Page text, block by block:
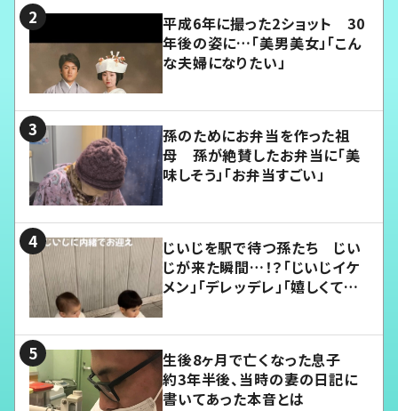
平成6年に撮った2ショット 30
年後の姿に…「美男美女」「こん
な夫婦になりたい」
孫のためにお弁当を作った祖
母 孫が絶賛したお弁当に「美
味しそう」「お弁当すごい」
じいじを駅で待つ孫たち じい
じが来た瞬間…！？「じいじイケ
メン」「デレッデレ」「嬉しくて可
生後8ヶ月で亡くなった息子
約3年半後、当時の妻の日記に
書いてあった本音とは